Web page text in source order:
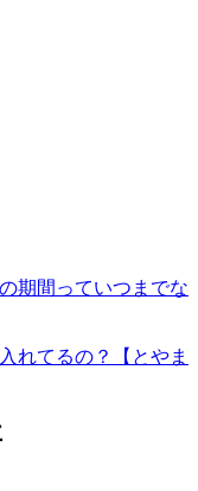
期間っていつまでな
れてるの？【とやま